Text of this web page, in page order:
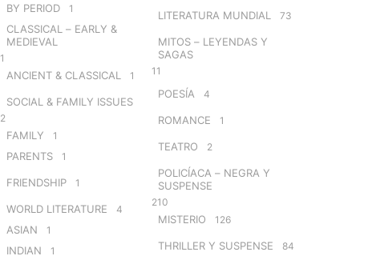
BY PERIOD 1
CLASSICAL – EARLY &
MEDIEVAL
1
ANCIENT & CLASSICAL 1
SOCIAL & FAMILY ISSUES
2
FAMILY 1
PARENTS 1
FRIENDSHIP 1
WORLD LITERATURE 4
ASIAN 1
INDIAN 1
LITERATURA MUNDIAL 73
MITOS – LEYENDAS Y
SAGAS
11
POESÍA 4
ROMANCE 1
TEATRO 2
POLICÍACA – NEGRA Y
SUSPENSE
210
MISTERIO 126
THRILLER Y SUSPENSE 84